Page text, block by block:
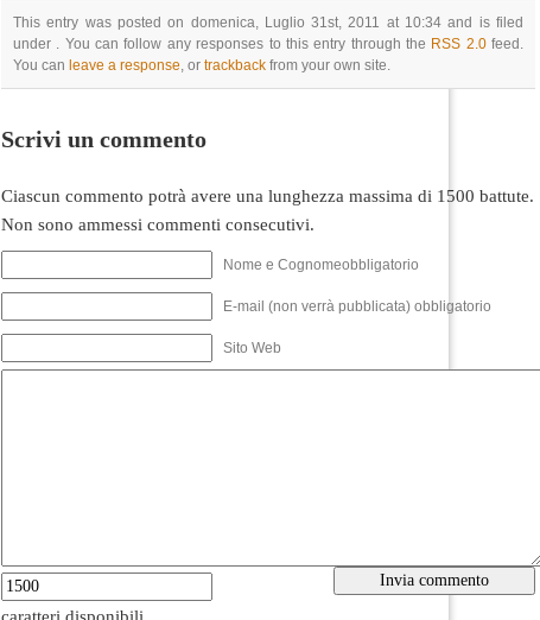
This entry was posted on domenica, Luglio 31st, 2011 at 10:34 and is filed
under . You can follow any responses to this entry through the RSS 2.0feed.
You can leave a response, or trackback from your own site.
Scrivi un commento
Ciascun commento potrà avere una lunghezza massima di 1500 battute.
Non sono ammessi commenti consecutivi.
Nome e Cognomeobbligatorio
E-mail (non verrà pubblicata) obbligatorio
Sito Web